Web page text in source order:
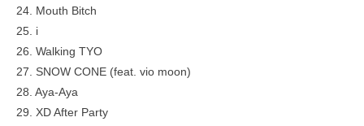
24. Mouth Bitch
25. i
26. Walking TYO
27. SNOW CONE (feat. vio moon)
28. Aya-Aya
29. XD After Party